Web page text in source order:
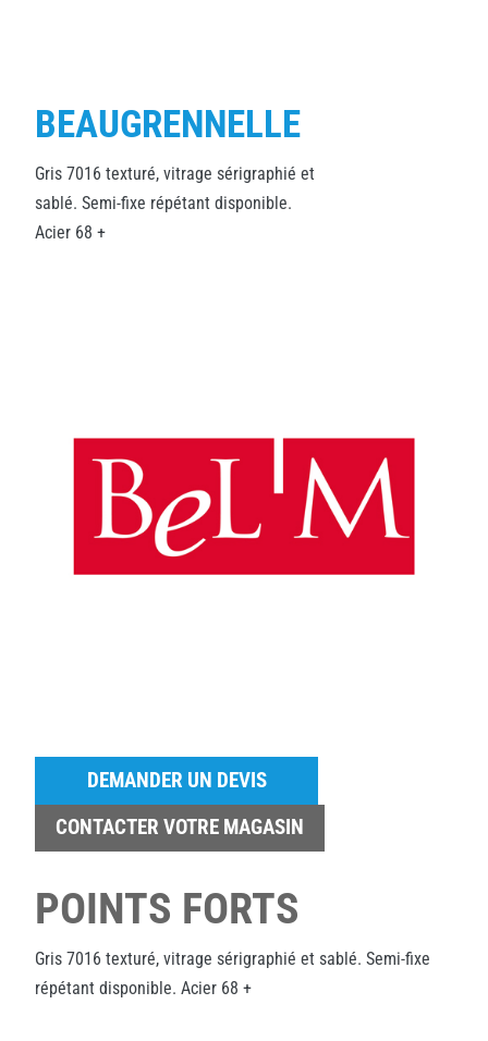
BEAUGRENNELLE
Gris 7016 texturé, vitrage sérigraphié et
sablé. Semi-fixe répétant disponible.
Acier 68 +
DEMANDER UN DEVIS
CONTACTER VOTRE MAGASIN
POINTS FORTS
Gris 7016 texturé, vitrage sérigraphié et sablé. Semi-fixe
répétant disponible. Acier 68 +